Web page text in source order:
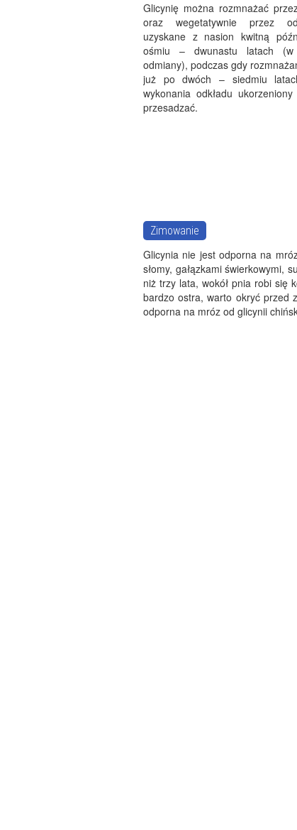
Glicynię można rozmnażać
oraz wegetatywnie przez
uzyskane z nasion kwitną
ośmiu – dwunastu latach (w
odmiany), podczas gdy
już po dwóch – siedmiu
wykonania odkładu
przesadzać.
Zimowanie
Glicynia nie jest odporna na
słomy, gałązkami świerkowymi,
niż trzy lata, wokół pnia robi się
bardzo ostra, warto okryć przed
odporna na mróz od glicynii